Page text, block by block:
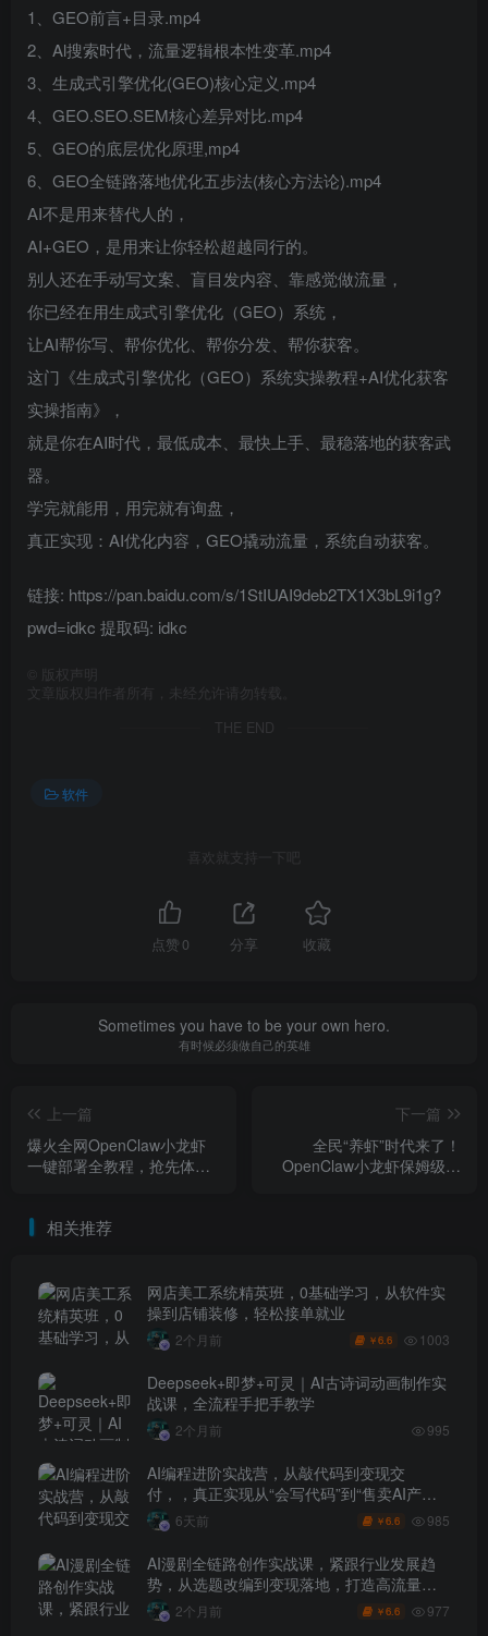
1、GEO前言+目录.mp4
2、Al搜索时代，流量逻辑根本性变革.mp4
3、生成式引擎优化(GEO)核心定义.mp4
4、GEO.SEO.SEM核心差异对比.mp4
5、GEO的底层优化原理,mp4
6、GEO全链路落地优化五步法(核心方法论).mp4
AI不是用来替代人的，
AI+GEO，是用来让你轻松超越同行的。
别人还在手动写文案、盲目发内容、靠感觉做流量，
你已经在用生成式引擎优化（GEO）系统，
让AI帮你写、帮你优化、帮你分发、帮你获客。
这门《生成式引擎优化（GEO）系统实操教程+AI优化获客
实操指南》，
就是你在AI时代，最低成本、最快上手、最稳落地的获客武
器。
学完就能用，用完就有询盘，
真正实现：AI优化内容，GEO撬动流量，系统自动获客。
链接: https://pan.baidu.com/s/1StIUAI9deb2TX1X3bL9i1g?
pwd=idkc 提取码: idkc
版权声明
文章版权归作者所有，未经允许请勿转载。
THE END
软件
喜欢就支持一下吧
点赞 0 分享 收藏
Sometimes you have to be your own hero.
有时候必须做自己的英雄
上一篇
爆火全网OpenClaw小龙虾
一键部署全教程，抢先体验
下一篇
全民“养虾”时代来了！
OpenClaw小龙虾保姆级教
相关推荐
网店美工系统精英班，0基础学习，从软件实
操到店铺装修，轻松接单就业
2个月前 ￥6.6 1003
Deepseek+即梦+可灵｜AI古诗词动画制作实
战课，全流程手把手教学
2个月前 995
AI编程进阶实战营，从敲代码到变现交
付，，真正实现从“会写代码”到“售卖AI产品
盈利”的跨越
6天前 ￥6.6 985
AI漫剧全链路创作实战课，紧跟行业发展趋
势，从选题改编到变现落地，打造高流量优
质作品2个月前 ￥6.6 977